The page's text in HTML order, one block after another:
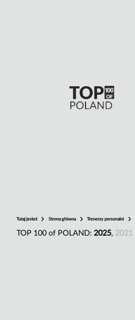
Tutaj jesteś Strona główna Trenerzy personalni
TOP 100 of POLAND: 2025, 2021